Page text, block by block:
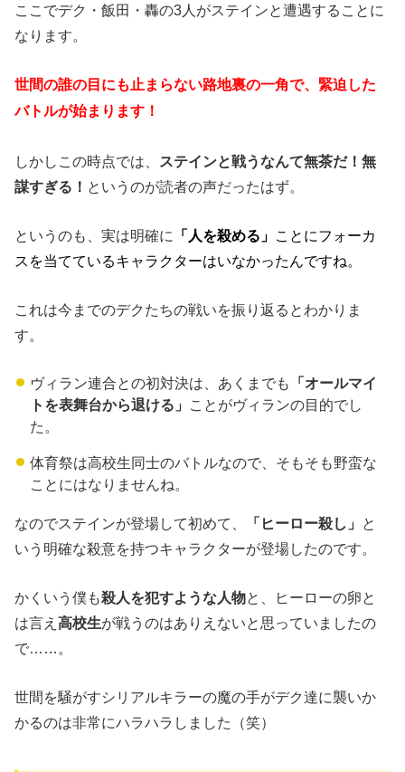
ここでデク・飯田・轟の3人がステインと遭遇することに
なります。
世間の誰の目にも止まらない路地裏の一角で、緊迫した
バトルが始まります！
しかしこの時点では、 ステインと戦うなんて無茶だ！無
謀すぎる！ というのが読者の声だったはず。
というのも、実は明確に 「人を殺める」 ことにフォーカ
スを当てているキャラクターはいなかったんですね。
これは今までのデクたちの戦いを振り返るとわかりま
す。
ヴィラン連合との初対決は、あくまでも
「オールマイ
トを表舞台から退ける」
ことがヴィランの目的でし
た。
体育祭は高校生同士のバトルなので、そもそも野蛮な
ことにはなりませんね。
なのでステインが登場して初めて、 「ヒーロー殺し」
と
いう明確な殺意を持つキャラクターが登場したのです。
かくいう僕も殺人を犯すような人物と、ヒーローの卵と
は言え高校生が戦うのはありえないと思っていましたの
で……。
世間を騒がすシリアルキラーの魔の手がデク達に襲いか
かるのは非常にハラハラしました（笑）